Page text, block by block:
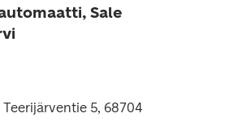
Sale
Teerijärventie 5, 68704